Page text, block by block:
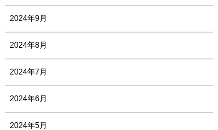
2024年9月
2024年8月
2024年7月
2024年6月
2024年5月